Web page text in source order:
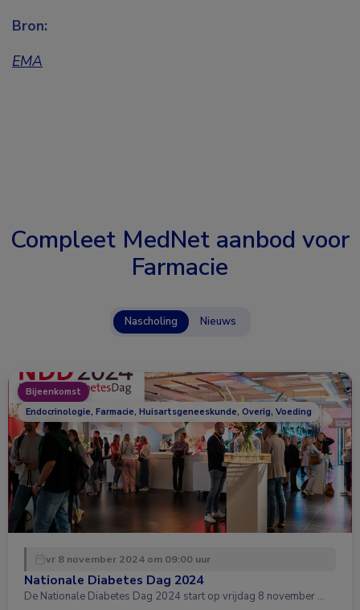
Bron:
EMA
Compleet MedNet aanbod voor
Farmacie
Nascholing Nieuws
Bijeenkomst
Endocrinologie, Farmacie, Huisartsgeneeskunde, Overig, Voeding
vr 8 november 2024 om 09:00 uur
Nationale Diabetes Dag 2024
De Nationale Diabetes Dag 2024 start op vrijdag 8 november …